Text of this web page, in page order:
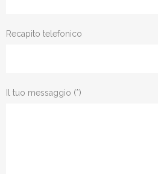
Recapito telefonico
Il tuo messaggio (*)